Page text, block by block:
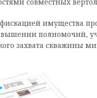
имущества
полномочий,
захвата скважины